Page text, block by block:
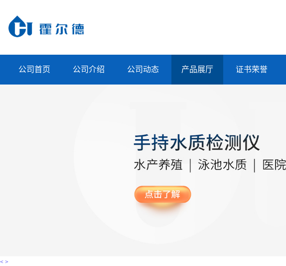
公司首页 公司介绍 公司动态 产品展厅 证书荣誉
< >